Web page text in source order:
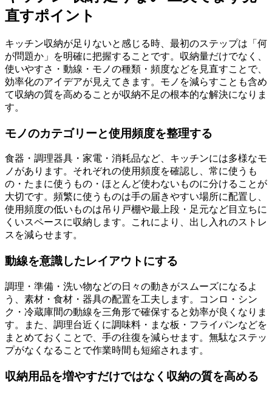
直すポイント
キッチン収納が足りないと感じる時、最初のステップは「何
が問題か」を明確に把握することです。収納量だけでなく、
使いやすさ・動線・モノの種類・頻度などを見直すことで、
効率化のアイデアが見えてきます。モノを減らすことも含め
て収納の質を高めることが収納不足の根本的な解決になりま
す。
モノのカテゴリーと使用頻度を整理する
食器・調理器具・家電・消耗品など、キッチンには多様なモ
ノがあります。それぞれの使用頻度を確認し、常に使うも
の・たまに使うもの・ほとんど使わないものに分けることが
大切です。頻繁に使うものは手の届きやすい場所に配置し、
使用頻度の低いものは吊り戸棚や最上段・足元など目立ちに
くいスペースに収納します。これにより、出し入れのストレ
スを減らせます。
動線を意識したレイアウトにする
調理・準備・洗い物などの日々の動きがスムーズになるよ
う、素材・食材・器具の配置を工夫します。コンロ・シン
ク・冷蔵庫間の動線を三角形で確保すると効率が良くなりま
す。また、調理台近くに調味料・まな板・フライパンなどを
まとめておくことで、手の往復を減らせます。無駄なステッ
プがなくなることで作業時間も短縮されます。
収納用品を増やすだけではなく収納の質を高める